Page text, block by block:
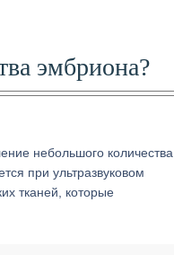
эмбриона?
небольшого количества
при ультразвуковом
тканей, которые